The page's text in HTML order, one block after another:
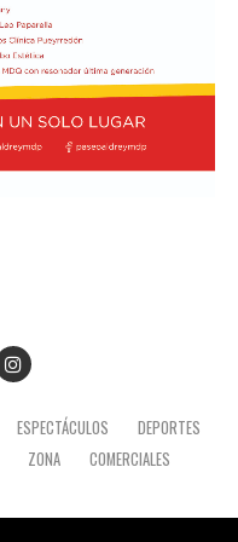
ESPECTÁCULOS
DEPORTES
ZONA COMERCIALES